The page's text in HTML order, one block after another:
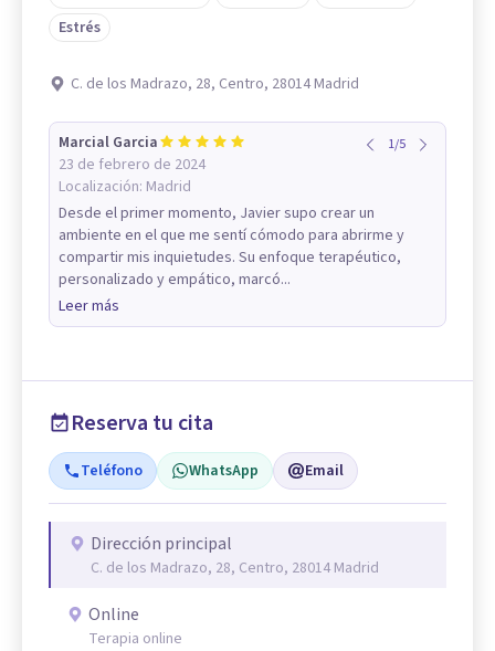
Estrés
C. de los Madrazo, 28, Centro, 28014 Madrid
Marcial Garcia
23 de febrero de 2024
Localización: Madrid
1/5
Desde el primer momento, Javier supo crear un
ambiente en el que me sentí cómodo para abrirme y
compartir mis inquietudes. Su enfoque terapéutico,
personalizado y empático, marcó...
Leer más
Reserva tu cita
Teléfono WhatsApp Email
Dirección principal
C. de los Madrazo, 28, Centro, 28014 Madrid
Online
Terapia online